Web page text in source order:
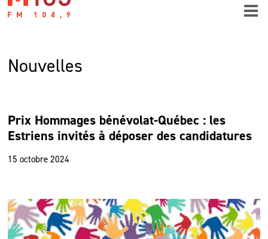
Nouvelles
Prix Hommages bénévolat-Québec : les
Estriens invités à déposer des candidatures
15 octobre 2024